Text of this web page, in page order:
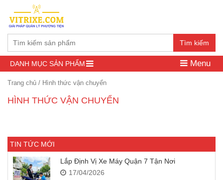
Tìm kiếm
DANH MỤC SẢN PHẨM Menu
Trang chủ / Hình thức vận chuyển
HÌNH THỨC VẬN CHUYỂN
TIN TỨC MỚI
Lắp Định Vị Xe Máy Quận 7 Tận Nơi
17/04/2026